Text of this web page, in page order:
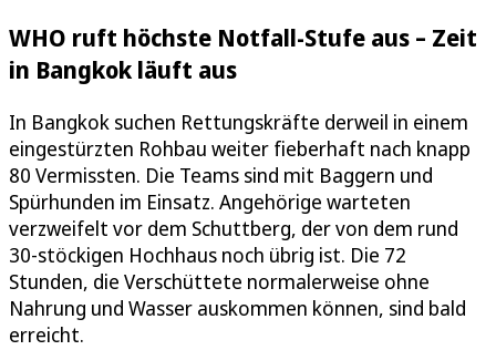
WHO ruft höchste Notfall-Stufe aus – Zeit
in Bangkok läuft aus
In Bangkok suchen Rettungskräfte derweil in einem
eingestürzten Rohbau weiter fieberhaft nach knapp
80 Vermissten. Die Teams sind mit Baggern und
Spürhunden im Einsatz. Angehörige warteten
verzweifelt vor dem Schuttberg, der von dem rund
30-stöckigen Hochhaus noch übrig ist. Die 72
Stunden, die Verschüttete normalerweise ohne
Nahrung und Wasser auskommen können, sind bald
erreicht.